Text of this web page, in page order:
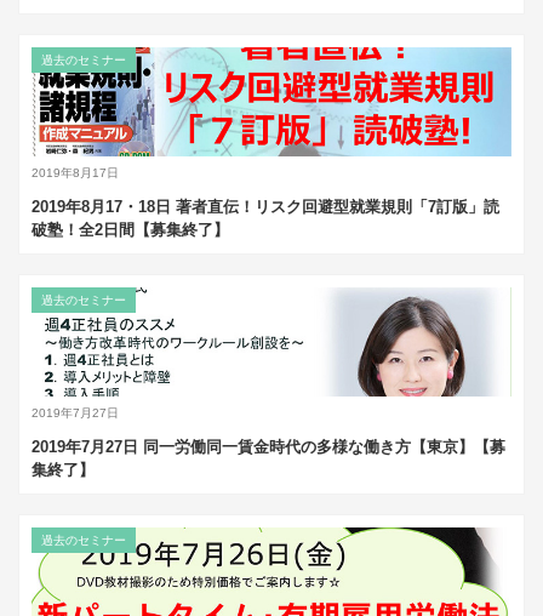
2019年8月17日
過去のセミナー
2019年8月17・18日 著者直伝！リスク回避型就業規則「7訂版」読
破塾！全2日間【募集終了】
2019年7月27日
過去のセミナー
2019年7月27日 同一労働同一賃金時代の多様な働き方【東京】【募
集終了】
過去のセミナー